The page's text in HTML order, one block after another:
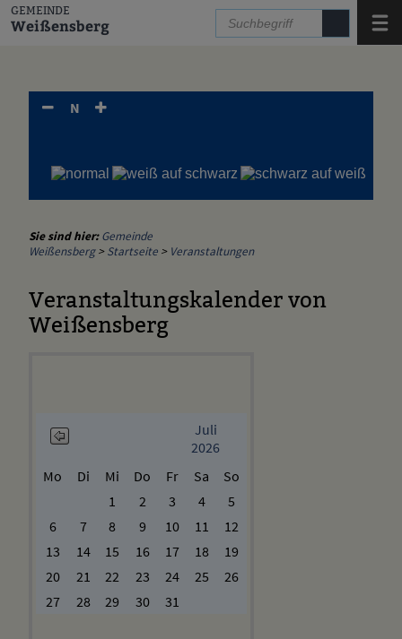
Zum Inhalt, zur Startseitespringen.
GEMEINDE
Weißensberg
N
Sie sind hier: Gemeinde
Weißensberg>Startseite > Veranstaltungen
Veranstaltungskalender von
Weißensberg
Juli
2026
Mo
Di Mi Do Fr Sa
So
1
2 3 4
5
6
7 8 9 10 11
12
13
14 15 16 17 18
19
20
21 22 23 24 25
26
27
28 29 30 31